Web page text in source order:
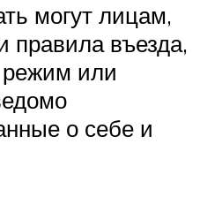
могут лицам,
правила въезда,
или
о себе и